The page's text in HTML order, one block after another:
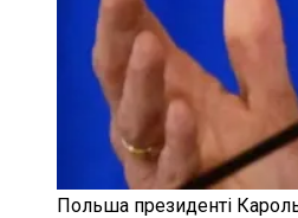
Польша президенті